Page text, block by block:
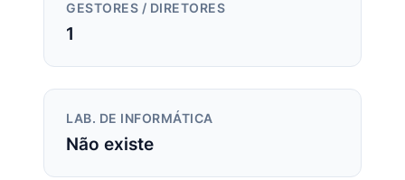
GESTORES / DIRETORES
1
LAB. DE INFORMÁTICA
Não existe